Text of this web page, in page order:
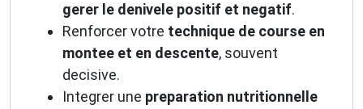
gerer le denivele positif et negatif.
Renforcer votre technique de course en
montee et en descente, souvent
decisive.
Integrer une preparation nutritionnelle